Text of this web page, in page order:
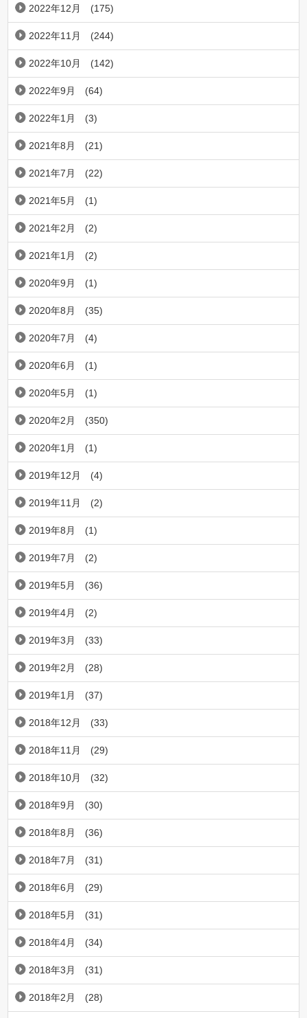
2022年12月 (175)
2022年11月 (244)
2022年10月 (142)
2022年9月 (64)
2022年1月 (3)
2021年8月 (21)
2021年7月 (22)
2021年5月 (1)
2021年2月 (2)
2021年1月 (2)
2020年9月 (1)
2020年8月 (35)
2020年7月 (4)
2020年6月 (1)
2020年5月 (1)
2020年2月 (350)
2020年1月 (1)
2019年12月 (4)
2019年11月 (2)
2019年8月 (1)
2019年7月 (2)
2019年5月 (36)
2019年4月 (2)
2019年3月 (33)
2019年2月 (28)
2019年1月 (37)
2018年12月 (33)
2018年11月 (29)
2018年10月 (32)
2018年9月 (30)
2018年8月 (36)
2018年7月 (31)
2018年6月 (29)
2018年5月 (31)
2018年4月 (34)
2018年3月 (31)
2018年2月 (28)